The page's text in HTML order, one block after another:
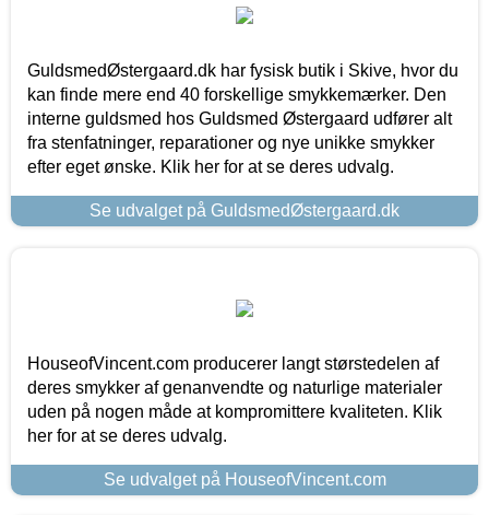
GuldsmedØstergaard.dk har fysisk butik i Skive, hvor du
kan finde mere end 40 forskellige smykkemærker. Den
interne guldsmed hos Guldsmed Østergaard udfører alt
fra stenfatninger, reparationer og nye unikke smykker
efter eget ønske. Klik her for at se deres udvalg.
Se udvalget på GuldsmedØstergaard.dk
HouseofVincent.com producerer langt størstedelen af
deres smykker af genanvendte og naturlige materialer
uden på nogen måde at kompromittere kvaliteten. Klik
her for at se deres udvalg.
Se udvalget på HouseofVincent.com